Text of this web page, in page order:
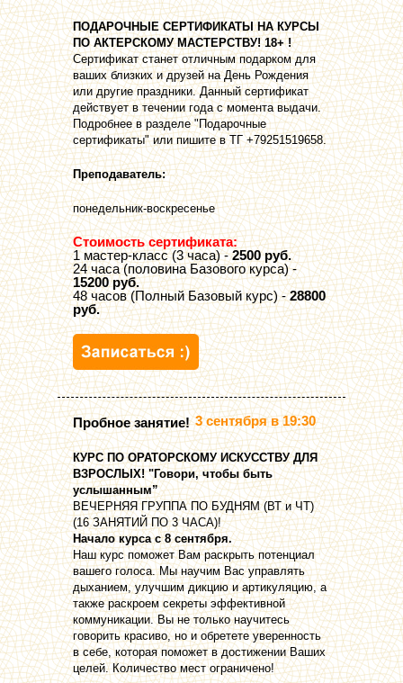
ПOДАРОЧНЫЕ СЕРТИФИКАТЫ НА КУРСЫ
ПО АКТЕРСКОМУ МАСТЕРСТВУ! 18+ !
Сертификат станет отличным подарком для
ваших близких и друзей на День Рождения
или другие праздники. Данный сертификат
действует в течении года с момента выдачи.
Подробнее в разделе "Подарочные
сертификаты" или пишите в ТГ +79251519658.
Преподаватель:
понедельник-воскресенье
Стоимость сертификата:
1 мастер-класс (3 часа) -2500 руб.
24 часа (половина Базового курса) -
15200 руб.
48 часов (Полный Базовый курс) -28800
руб.
Пробное занятие! 3 сентября в 19:30
КУРС ПО ОРАТОРСКОМУ ИСКУССТВУ ДЛЯ
ВЗРОСЛЫХ! "Говори, чтобы быть
услышанным”
ВЕЧЕРНЯЯ ГРУППА ПО БУДНЯМ (ВТ и ЧТ)
(16 ЗАНЯТИЙ ПО 3 ЧАСА)!
Начало курса с 8 сентября.
Наш курс поможет Вам раскрыть потенциал
вашего голоса. Мы научим Вас управлять
дыханием, улучшим дикцию и артикуляцию, а
также раскроем секреты эффективной
коммуникации. Вы не только научитесь
говорить красиво, но и обретете уверенность
в себе, которая поможет в достижении Ваших
целей. Количество мест ограничено!